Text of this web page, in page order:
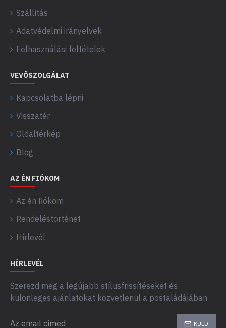
Szállítás
Adatvédelmi irányelvek
Felhasználási feltételek
VEVŐSZOLGÁLAT
Kapcsolatba lépni
Visszatér
Oldaltérkép
Blog
AZ ÉN FIÓKOM
Az én fiókom
Rendeléstörténet
Hírlevél
HÍRLEVÉL
Szerezd meg a legújabb stílusfrissítéseket és
különleges ajánlatokat közvetlenül a postaládájában
KÜLD